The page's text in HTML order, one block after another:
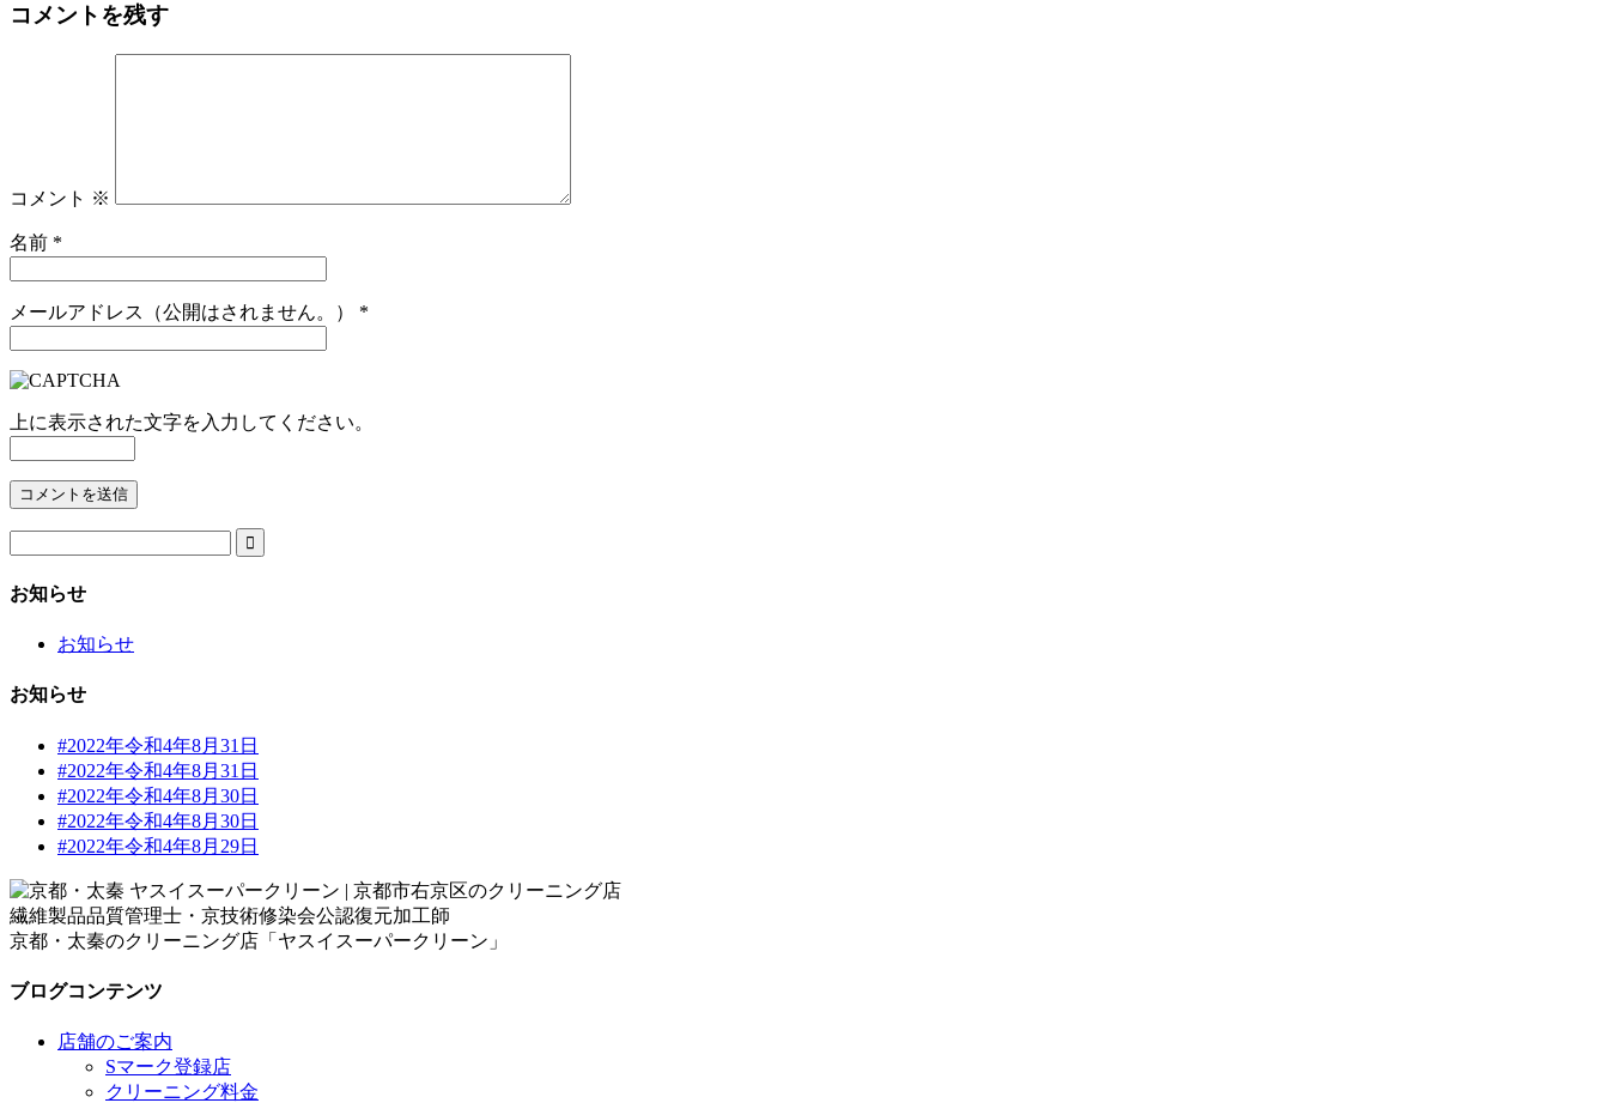
コメントを残す
コメント ※
名前 *
メールアドレス（公開はされません。） *
上に表示された文字を入力してください。

お知らせ
お知らせ
お知らせ
#2022年令和4年8月31日
#2022年令和4年8月31日
#2022年令和4年8月30日
#2022年令和4年8月30日
#2022年令和4年8月29日
繊維製品品質管理士・京技術修染会公認復元加工師
京都・太秦のクリーニング店「ヤスイスーパークリーン」
ブログコンテンツ
店舗のご案内
Sマーク登録店
クリーニング料金